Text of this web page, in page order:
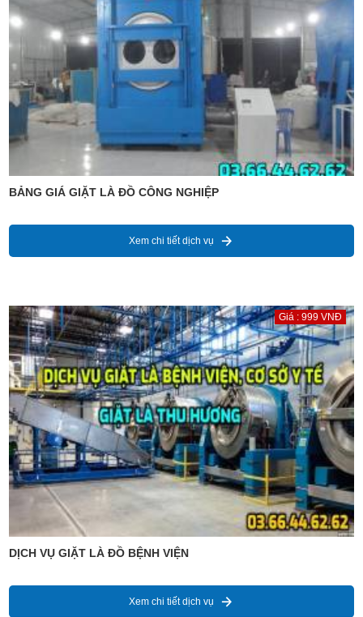
BẢNG GIÁ GIẶT LÀ ĐỒ CÔNG NGHIỆP
Xem chi tiết dịch vụ
Giá : 999 VNĐ
DỊCH VỤ GIẶT LÀ ĐỒ BỆNH VIỆN
Xem chi tiết dịch vụ